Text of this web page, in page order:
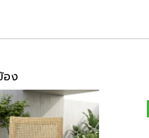
อง